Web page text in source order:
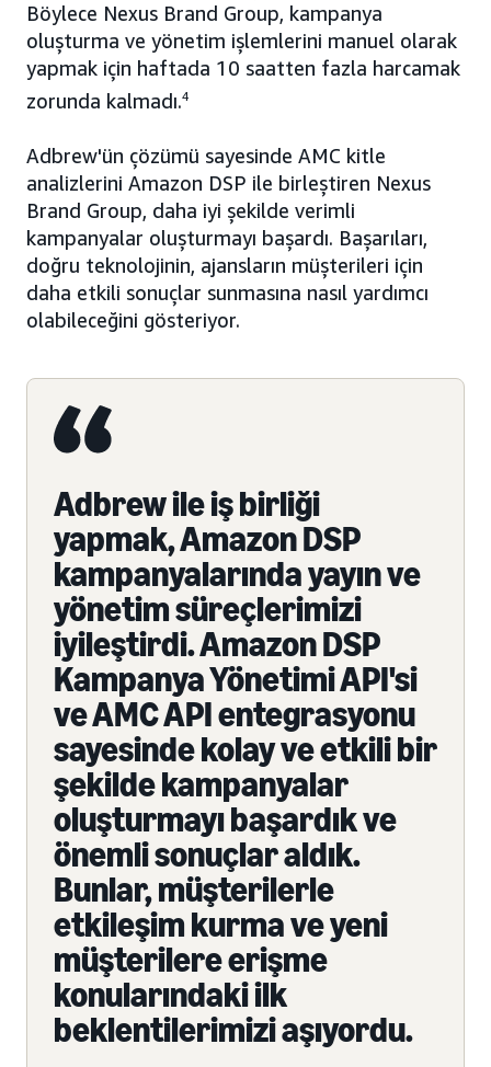
Böylece Nexus Brand Group, kampanya
oluşturma ve yönetim işlemlerini manuel olarak
yapmak için haftada 10 saatten fazla harcamak
zorunda kalmadı.4
Adbrew'ün çözümü sayesinde AMC kitle
analizlerini Amazon DSP ile birleştiren Nexus
Brand Group, daha iyi şekilde verimli
kampanyalar oluşturmayı başardı. Başarıları,
doğru teknolojinin, ajansların müşterileri için
daha etkili sonuçlar sunmasına nasıl yardımcı
olabileceğini gösteriyor.
Adbrew ile iş birliği
yapmak, Amazon DSP
kampanyalarında yayın ve
yönetim süreçlerimizi
iyileştirdi. Amazon DSP
Kampanya Yönetimi API'si
ve AMC API entegrasyonu
sayesinde kolay ve etkili bir
şekilde kampanyalar
oluşturmayı başardık ve
önemli sonuçlar aldık.
Bunlar, müşterilerle
etkileşim kurma ve yeni
müşterilere erişme
konularındaki ilk
beklentilerimizi aşıyordu.